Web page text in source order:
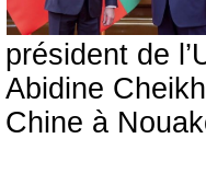
président de
Abidine
Chine à